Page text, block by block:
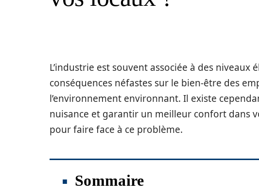
L’industrie est souvent associée à des
conséquences néfastes sur le bien-être des
l’environnement environnant. Il existe
nuisance et garantir un meilleur confort dans
pour faire face à ce problème.
Sommaire